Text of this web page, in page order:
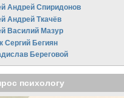
Андрей Спиридонов
Андрей Ткачёв
Василий Мазур
Сергий Бегиян
Береговой
психологу